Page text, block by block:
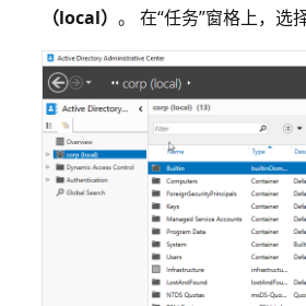
（local） 。 在“任务”窗格上，选择